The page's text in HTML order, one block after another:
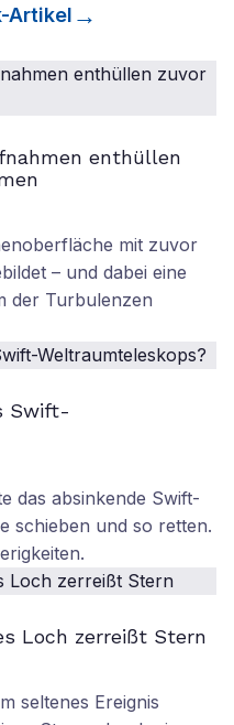
-Artikel
enthüllen
mit zuvor
– und dabei eine
der Turbulenzen
Swift-
das absinkende Swift-
schieben und so retten.
Loch zerreißt Stern
seltenes Ereignis